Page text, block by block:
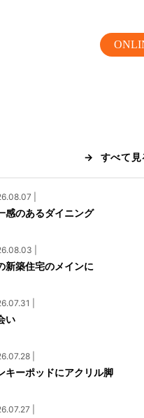
よくあるご質問
お問い合わせ
資料請求
工務店様・設計会社様向
一枚板買い取りに関して
すべて見
|
感のあるダイニング
|
新築住宅のメインに
|
い
|
キーポッドにアクリル脚
|